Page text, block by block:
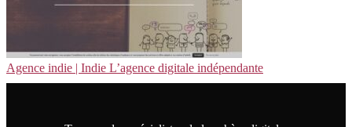
Agence indie | Indie L’agence digitale indépen­dan­te